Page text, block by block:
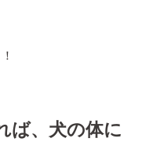
ば、犬の体に